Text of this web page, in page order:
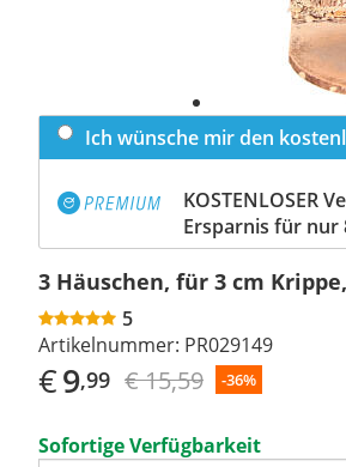
Ich wünsche mir den
KOSTENLOSER
Ersparnis für nur
3 Häuschen, für 3 cm
5
Artikelnummer: PR029149
€9,99 € 15,59 -36%
Sofortige Verfügbarkeit